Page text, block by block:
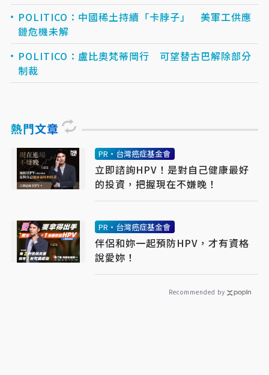
POLITICO：中國稀土持續「卡脖子」 美軍工供應
鏈危機未解
POLITICO：盧比奧梵蒂岡行 可望替古巴解除部分
制裁
熱門文章
PR・台灣癌症基金會
立即諮詢HPV！是對自己健康最好
的投資，把握現在不嫌晚！
PR・台灣癌症基金會
伴侶和妳一起預防HPV，才有資格
說愛妳！
Recommended by